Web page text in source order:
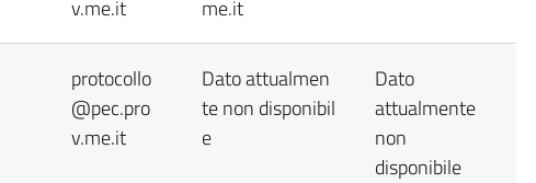
v.me.it
me.it
protocollo
@pec.pro
v.me.it
Dato attualmen
te non disponibil
e
Dato
attualmente
non
disponibile